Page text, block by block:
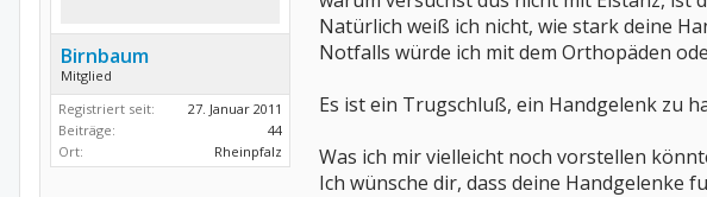
Birnbaum
Mitglied
Registriert seit:
27. Januar 2011
Beiträge:
44
Ort:
Rheinpfalz
Natürlich weiß ich nicht, wie stark deine
Notfalls würde ich mit dem Orthopäden
Es ist ein Trugschluß, ein Handgelenk zu
Was ich mir vielleicht noch vorstellen
Ich wünsche dir, dass deine